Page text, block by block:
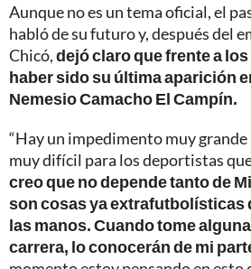
Aunque no es un tema oficial, el
habló de su futuro y, después del
Chicó,dejó claro que frente a
haber sido su última aparición
Nemesio Camacho El Campín.
“Hay un impedimento muy grande
muy difícil para los deportistas
creo que no depende tanto de
son cosas ya extrafutbolísticas
las manos. Cuando tome
carrera, lo conocerán de mi